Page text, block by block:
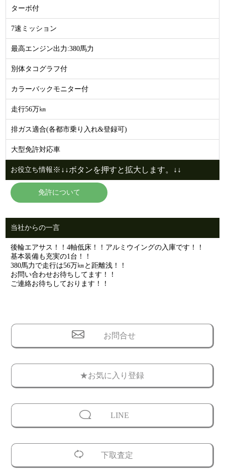
ターボ付
7速ミッション
最高エンジン出力:380馬力
別体タコグラフ付
カラーバックモニター付
走行56万㎞
排ガス適合(各都市乗り入れ&登録可)
大型免許対応車
お役立ち情報 ※↓↓ボタンを押すと拡大します。↓↓
免許について
当社からの一言
後輪エアサス！！4軸低床！！アルミウイングの入庫です！！
基本装備も充実の1台！！
380馬力で走行は56万㎞と距離浅！！
お問い合わせお待ちしてます！！
ご連絡お待ちしております！！
お問合せ
★お気に入り登録
LINE
下取査定